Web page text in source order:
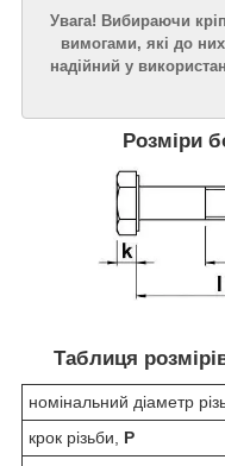
Увага! Вибираючи
вимогами, які до
надійний у
Розміри
Таблиця
номінальний діаметр
крок різьби, P